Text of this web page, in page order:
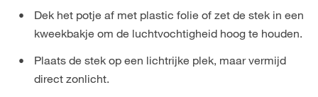
Dek het potje af met plastic folie of zet de stek in een
kweekbakje om de luchtvochtigheid hoog te houden.
Plaats de stek op een lichtrijke plek, maar vermijd
direct zonlicht.